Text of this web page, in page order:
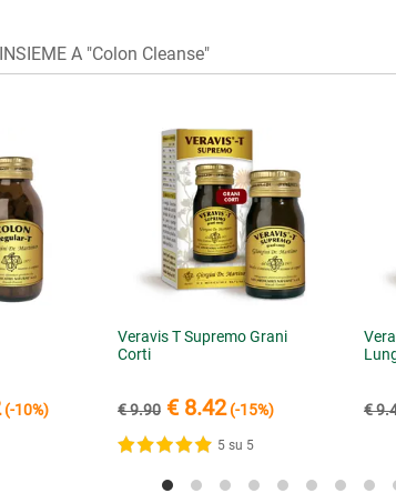
A "Colon Cleanse"
(-10%)
Veravis T Supremo Grani
Corti
€ 9.90 € 8.42(-15%)
5 su 5
€